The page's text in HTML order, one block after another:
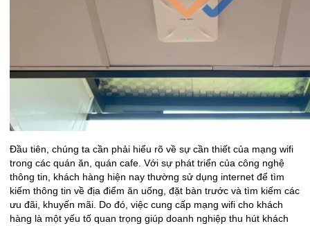
Đầu tiên, chúng ta cần phải hiểu rõ về sự cần thiết của mạng wifi
trong các quán ăn, quán cafe. Với sự phát triển của công nghệ
thông tin, khách hàng hiện nay thường sử dụng internet để tìm
kiếm thông tin về địa điểm ăn uống, đặt bàn trước và tìm kiếm các
ưu đãi, khuyến mãi. Do đó, việc cung cấp mạng wifi cho khách
hàng là một yếu tố quan trọng giúp doanh nghiệp thu hút khách